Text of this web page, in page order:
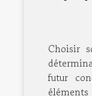
Choisir
futur